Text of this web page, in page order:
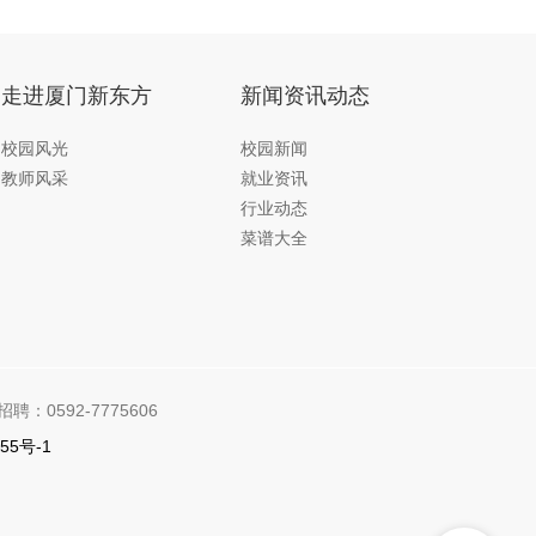
走进厦门新东方
校园风光
教师风采
新闻资讯动态
校园新闻
就业资讯
行业动态
菜谱大全
聘：0592-7775606
号-1